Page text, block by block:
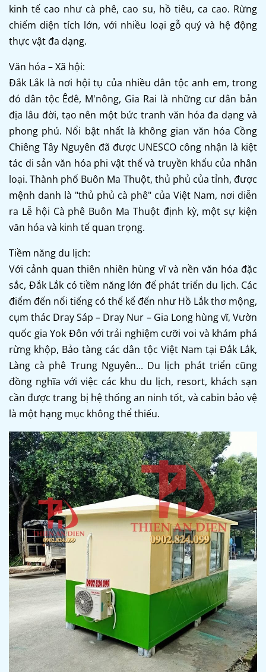
kinh tế cao như cà phê, cao su, hồ tiêu, ca cao. Rừng
chiếm diện tích lớn, với nhiều loại gỗ quý và hệ động
thực vật đa dạng.
Văn hóa – Xã hội:
Đắk Lắk là nơi hội tụ của nhiều dân tộc anh em, trong
đó dân tộc Êđê, M'nông, Gia Rai là những cư dân bản
địa lâu đời, tạo nên một bức tranh văn hóa đa dạng và
phong phú. Nổi bật nhất là không gian văn hóa Cồng
Chiêng Tây Nguyên đã được UNESCO công nhận là kiệt
tác di sản văn hóa phi vật thể và truyền khẩu của nhân
loại. Thành phố Buôn Ma Thuột, thủ phủ của tỉnh, được
mệnh danh là "thủ phủ cà phê" của Việt Nam, nơi diễn
ra Lễ hội Cà phê Buôn Ma Thuột định kỳ, một sự kiện
văn hóa và kinh tế quan trọng.
Tiềm năng du lịch:
Với cảnh quan thiên nhiên hùng vĩ và nền văn hóa đặc
sắc, Đắk Lắk có tiềm năng lớn để phát triển du lịch. Các
điểm đến nổi tiếng có thể kể đến như Hồ Lắk thơ mộng,
cụm thác Dray Sáp – Dray Nur – Gia Long hùng vĩ, Vườn
quốc gia Yok Đôn với trải nghiệm cưỡi voi và khám phá
rừng khộp, Bảo tàng các dân tộc Việt Nam tại Đắk Lắk,
Làng cà phê Trung Nguyên... Du lịch phát triển cũng
đồng nghĩa với việc các khu du lịch, resort, khách sạn
cần được trang bị hệ thống an ninh tốt, và cabin bảo vệ
là một hạng mục không thể thiếu.